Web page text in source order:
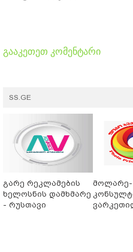
გააკეთეთ კომენტარი
SS.GE
გარე რეკლამების
ხელოსნის დამხმარე
- რუსთავი
მოლარე-